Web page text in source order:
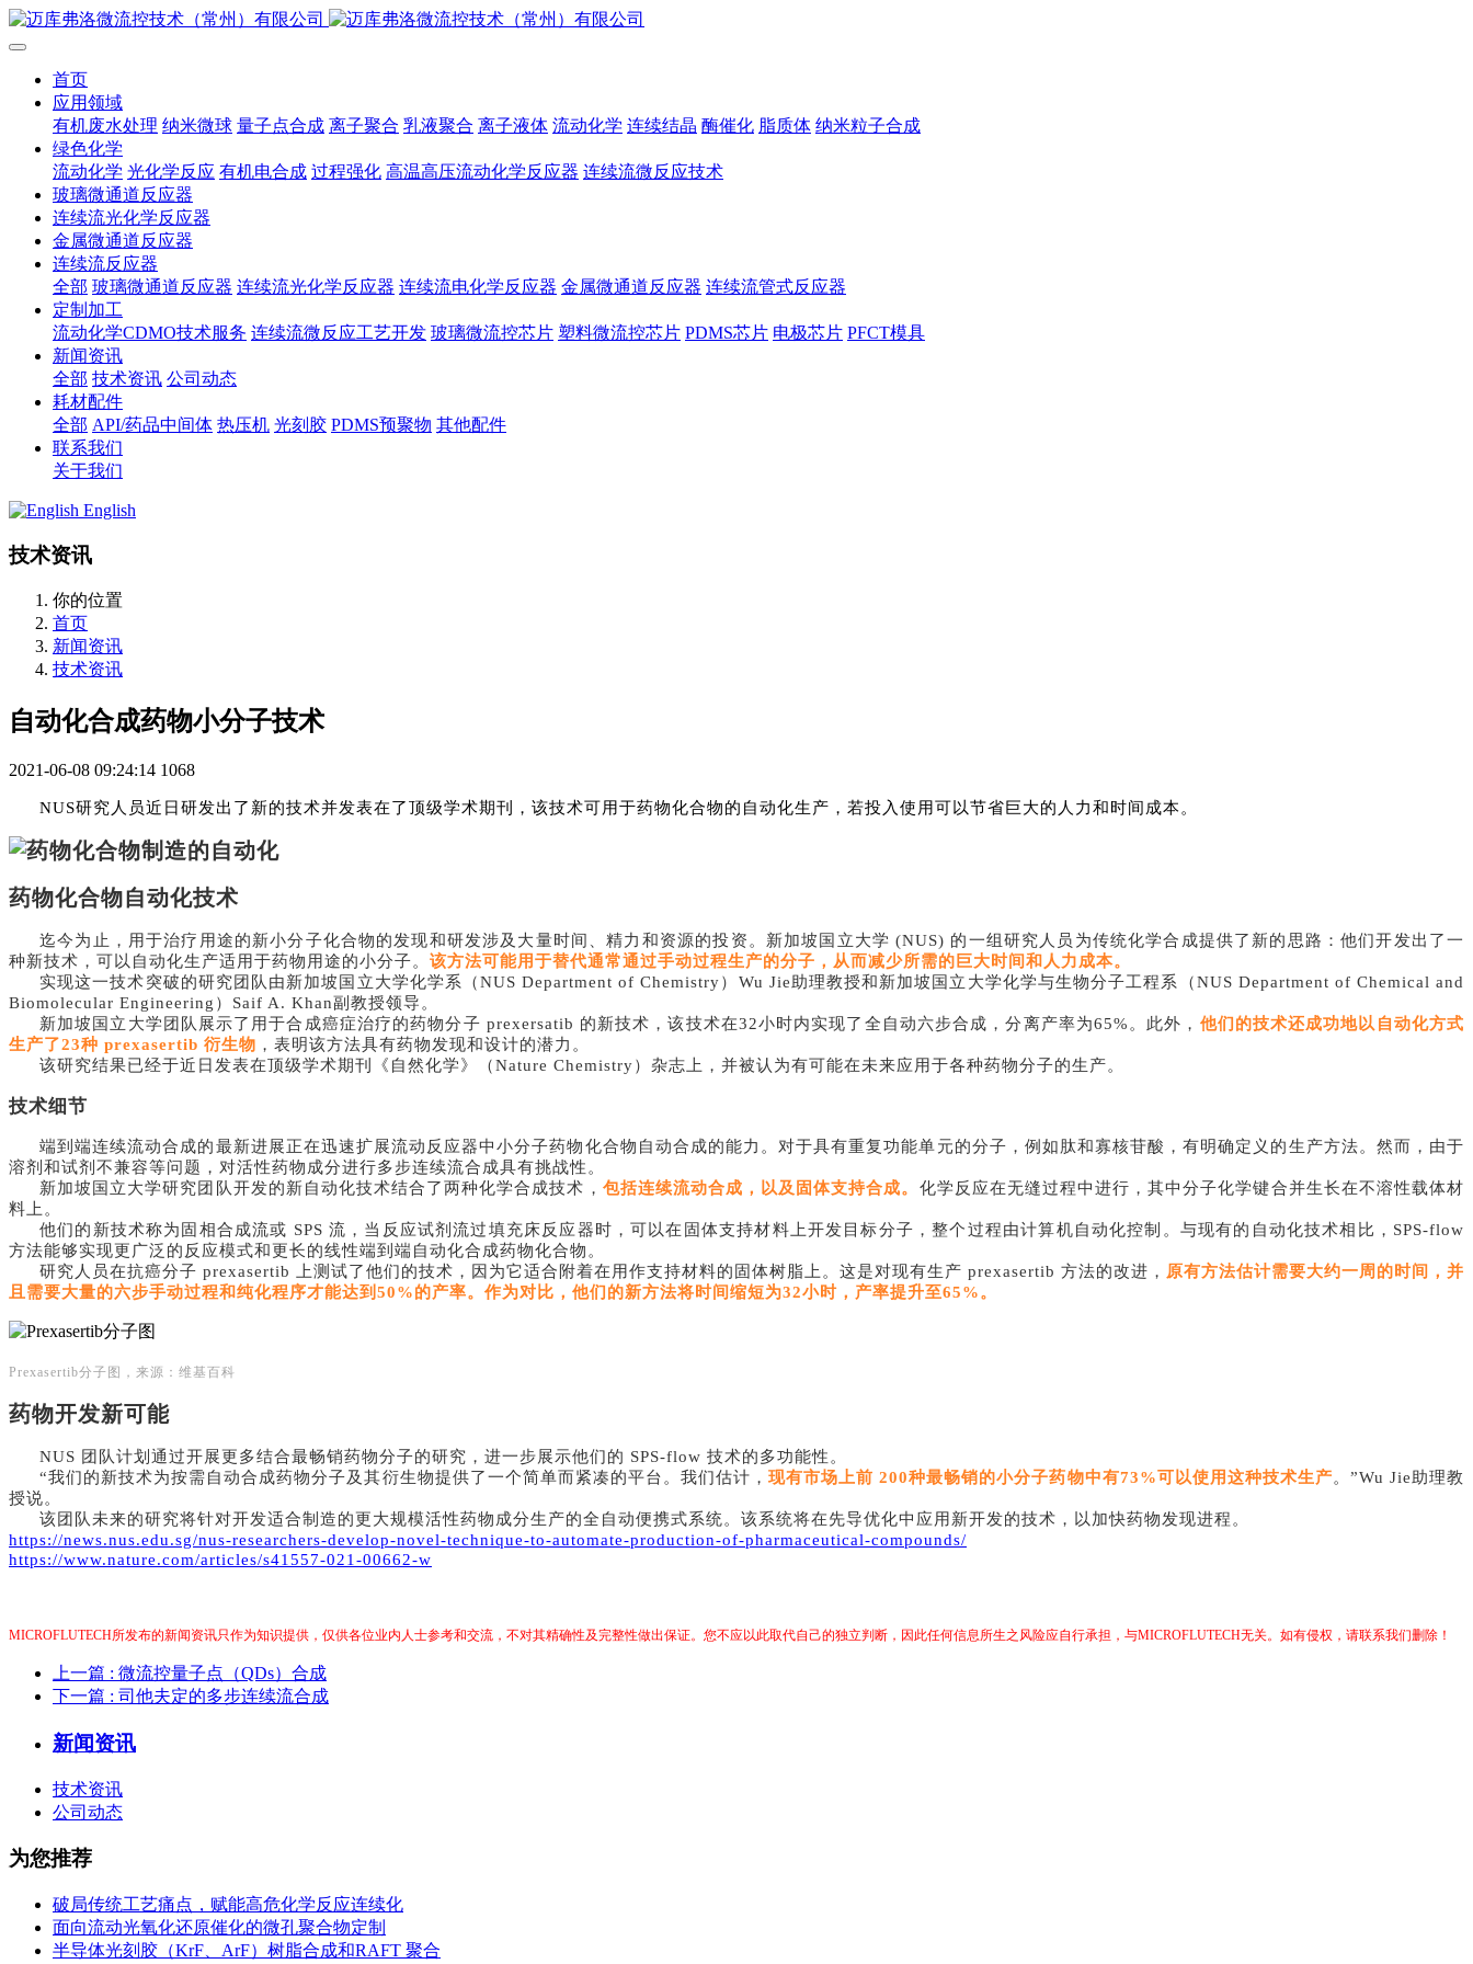
首页
应用领域
有机废水处理 纳米微球 量子点合成 离子聚合 乳液聚合 离子液体 流动化学 连续结晶 酶催化 脂质体 纳米粒子合成
绿色化学
流动化学 光化学反应 有机电合成 过程强化 高温高压流动化学反应器 连续流微反应技术
玻璃微通道反应器
连续流光化学反应器
金属微通道反应器
连续流反应器
全部 玻璃微通道反应器 连续流光化学反应器 连续流电化学反应器 金属微通道反应器 连续流管式反应器
定制加工
流动化学CDMO技术服务 连续流微反应工艺开发 玻璃微流控芯片 塑料微流控芯片 PDMS芯片 电极芯片 PFCT模具
新闻资讯
全部 技术资讯 公司动态
耗材配件
全部 API/药品中间体 热压机 光刻胶 PDMS预聚物 其他配件
联系我们
关于我们
English
技术资讯
你的位置
首页
新闻资讯
技术资讯
自动化合成药物小分子技术
2021-06-08 09:24:14 1068
NUS研究人员近日研发出了新的技术并发表在了顶级学术期刊，该技术可用于药物化合物的自动化生产，若投入使用可以节省巨大的人力和时间成本。
药物化合物自动化技术
迄今为止，用于治疗用途的新小分子化合物的发现和研发涉及大量时间、精力和资源的投资。新加坡国立大学 (NUS) 的一组研究人员为传统化学合成提供了新的思路：他们开发出了一
种新技术，可以自动化生产适用于药物用途的小分子。 该方法可能用于替代通常通过手动过程生产的分子，从而减少所需的巨大时间和人力成本。
实现这一技术突破的研究团队由新加坡国立大学化学系（NUS Department of Chemistry）Wu Jie助理教授和新加坡国立大学化学与生物分子工程系（NUS Department of Chemical and
Biomolecular Engineering）Saif A. Khan副教授领导。
新加坡国立大学团队展示了用于合成癌症治疗的药物分子 prexersatib 的新技术，该技术在32小时内实现了全自动六步合成，分离产率为65%。此外， 他们的技术还成功地以自动化方式
生产了23种 prexasertib 衍生物 ，表明该方法具有药物发现和设计的潜力。
该研究结果已经于近日发表在顶级学术期刊《自然化学》（Nature Chemistry）杂志上，并被认为有可能在未来应用于各种药物分子的生产。
技术细节
端到端连续流动合成的最新进展正在迅速扩展流动反应器中小分子药物化合物自动合成的能力。对于具有重复功能单元的分子，例如肽和寡核苷酸，有明确定义的生产方法。然而，由于
溶剂和试剂不兼容等问题，对活性药物成分进行多步连续流合成具有挑战性。
新加坡国立大学研究团队开发的新自动化技术结合了两种化学合成技术， 包括连续流动合成，以及固体支持合成。 化学反应在无缝过程中进行，其中分子化学键合并生长在不溶性载体材
料上。
他们的新技术称为固相合成流或 SPS 流，当反应试剂流过填充床反应器时，可以在固体支持材料上开发目标分子，整个过程由计算机自动化控制。与现有的自动化技术相比，SPS-flow
方法能够实现更广泛的反应模式和更长的线性端到端自动化合成药物化合物。
研究人员在抗癌分子 prexasertib 上测试了他们的技术，因为它适合附着在用作支持材料的固体树脂上。这是对现有生产 prexasertib 方法的改进， 原有方法估计需要大约一周的时间，并
且需要大量的六步手动过程和纯化程序才能达到 50%的产率。作为对比，他们的新方法将时间缩短为32小时，产率提升至65%。
Prexasertib分子图，来源：维基百科
药物开发新可能
NUS 团队计划通过开展更多结合最畅销药物分子的研究，进一步展示他们的 SPS-flow 技术的多功能性。
“我们的新技术为按需自动合成药物分子及其衍生物提供了一个简单而紧凑的平台。我们估计，现有市场上前 200种最畅销的小分子药物中有73%可以使用这种技术生产。 ”Wu Jie助理教
授说。
该团队未来的研究将针对开发适合制造的更大规模活性药物成分生产的全自动便携式系统。该系统将在先导优化中应用新开发的技术，以加快药物发现进程。
https://news.nus.edu.sg/nus-researchers-develop-novel-technique-to-automate-production-of-pharmaceutical-compounds/
https://www.nature.com/articles/s41557-021-00662-w
MICROFLUTECH所发布的新闻资讯只作为知识提供，仅供各位业内人士参考和交流，不对其精确性及完整性做出保证。您不应以此取代自己的独立判断，因此任何信息所生之风险应自行承担，与MICROFLUTECH无关。如有侵权，请联系我们删除！
上一篇 : 微流控量子点（QDs）合成
下一篇 : 司他夫定的多步连续流合成
新闻资讯
技术资讯
公司动态
为您推荐
破局传统工艺痛点，赋能高危化学反应连续化
面向流动光氧化还原催化的微孔聚合物定制
半导体光刻胶（KrF、ArF）树脂合成和RAFT 聚合